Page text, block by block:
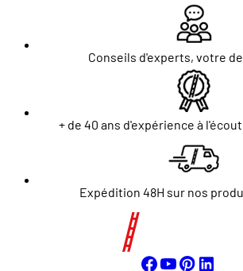
Conseils d'experts, votre
+ de 40 ans d'expérience à
Expédition 48H sur nos